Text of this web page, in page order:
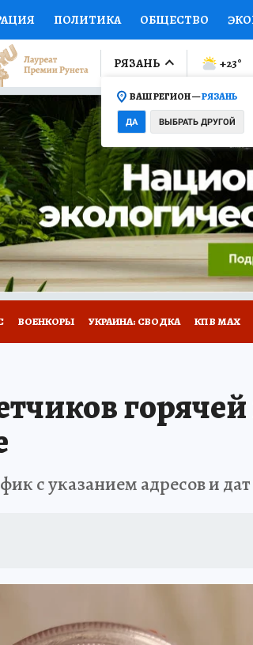
ПОЛИТИКА ОБЩЕСТВО
СПОРТ КОЛУМНИСТЫ
ФИНАНСЫ ОТКРЫВАЕМ МИР Я
НА СПОРТ ПРОМОКОДЫ СЕРИАЛЫ
ТЕЛЕВИЗОР КОЛЛЕКЦИИ
НОВОЕ НА САЙТЕ
РЯЗАНЬ
ВАШ РЕГИОН —РЯЗАНЬ
ДА ВЫБРАТЬ ДРУГОЙ
+23°
ВОЕНКОРЫ УКРАИНА: СВОДКА КП В МАХ
с указанием адресов и дат